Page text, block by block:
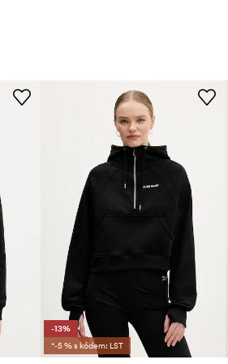
-13%
*-5 % s kódem: LST